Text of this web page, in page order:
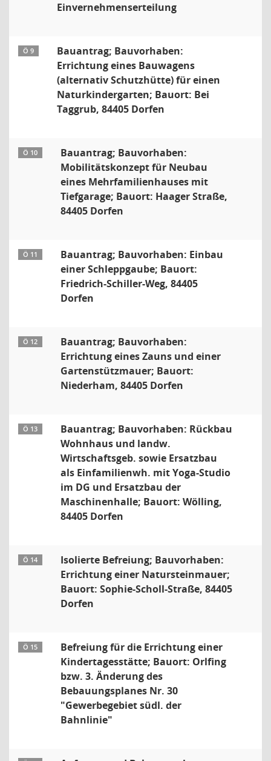
Einvernehmenserteilung
Ö 9
Bauantrag; Bauvorhaben:
Errichtung eines Bauwagens
(alternativ Schutzhütte) für einen
Naturkindergarten; Bauort: Bei
Taggrub, 84405 Dorfen
Ö 10
Bauantrag; Bauvorhaben:
Mobilitätskonzept für Neubau
eines Mehrfamilienhauses mit
Tiefgarage; Bauort: Haager Straße,
84405 Dorfen
Ö 11
Bauantrag; Bauvorhaben: Einbau
einer Schleppgaube; Bauort:
Friedrich-Schiller-Weg, 84405
Dorfen
Ö 12
Bauantrag; Bauvorhaben:
Errichtung eines Zauns und einer
Gartenstützmauer; Bauort:
Niederham, 84405 Dorfen
Ö 13
Bauantrag; Bauvorhaben: Rückbau
Wohnhaus und landw.
Wirtschaftsgeb. sowie Ersatzbau
als Einfamilienwh. mit Yoga-Studio
im DG und Ersatzbau der
Maschinenhalle; Bauort: Wölling,
84405 Dorfen
Ö 14
Isolierte Befreiung; Bauvorhaben:
Errichtung einer Natursteinmauer;
Bauort: Sophie-Scholl-Straße, 84405
Dorfen
Ö 15
Befreiung für die Errichtung einer
Kindertagesstätte; Bauort: Orlfing
bzw. 3. Änderung des
Bebauungsplanes Nr. 30
"Gewerbegebiet südl. der
Bahnlinie"